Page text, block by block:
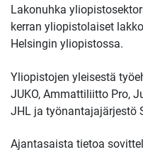
Lakonuhka
kerran yliopistolaiset
Helsingin yliopistossa.
Yliopistojen yleisestä
JUKO, Ammattiliitto Pro,
JHL ja työnantajajärjestö
Ajantasaista tietoa